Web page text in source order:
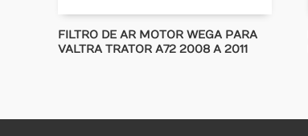
FILTRO DE AR MOTOR WEGA PARA
VALTRA TRATOR A72 2008 A 2011